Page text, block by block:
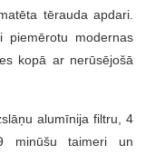
tērauda apdari.
modernas
kopā ar nerūsējošā
alumīnija filtru, 4
minūšu taimeri un